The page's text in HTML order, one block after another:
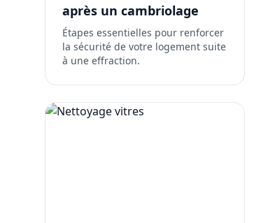
après un cambriolage
Étapes essentielles pour renforcer
la sécurité de votre logement suite
à une effraction.